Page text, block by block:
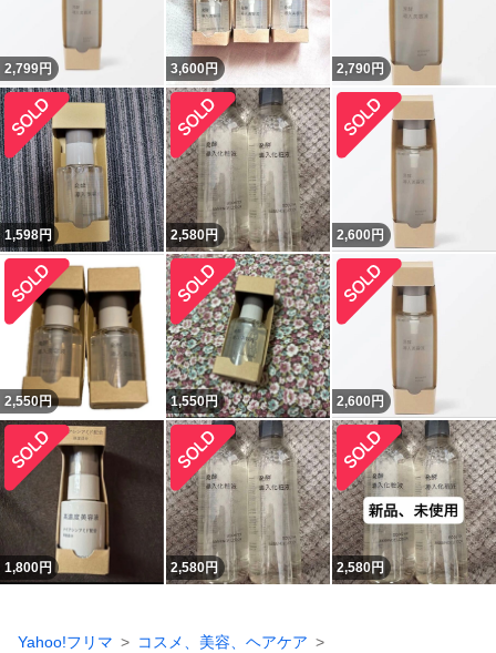
2,799円 3,600円 2,790 円
1,598円 2,580円 2,600 円
2,550円 1,550円 2,600 円
1,800円 2,580円 2,580円
Yahoo!フリマ
コスメ、美容、ヘアケア